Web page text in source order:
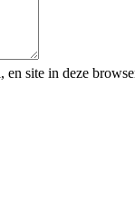
site in deze